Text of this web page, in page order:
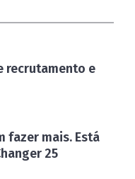
recrutamento e
fazer mais. Está
25